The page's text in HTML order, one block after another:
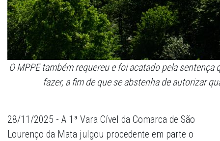
O MPPE também requereu e foi acatado pela sentença
fazer, a fim de que se abstenha de autorizar
28/11/2025 - A 1ª Vara Cível da Comarca de São
Lourenço da Mata julgou procedente em parte o